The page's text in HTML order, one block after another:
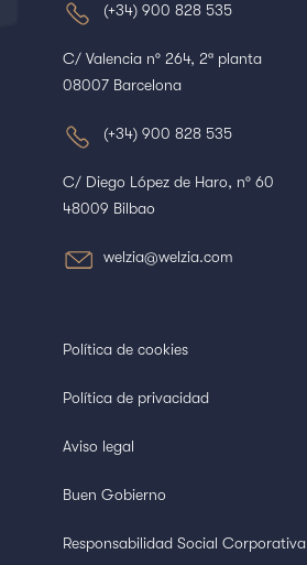
(+34) 900 828 535
C/ Valencia nº 264, 2ª planta
08007 Barcelona
(+34) 900 828 535
C/ Diego López de Haro, nº 60
48009 Bilbao
welzia@welzia.com
Política de cookies
Política de privacidad
Aviso legal
Buen Gobierno
Responsabilidad Social Corporativa